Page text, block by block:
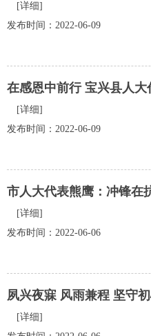
[详细]
发布时间：2022-06-09
在感恩中前行 宝兴县人
[详细]
发布时间：2022-06-09
市人大代表熊鹰：冲锋在
[详细]
发布时间：2022-06-06
夙兴夜寐 风雨兼程 坚守
[详细]